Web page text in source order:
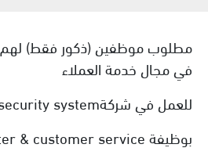
مطلوب موظفين (ذكور فقط) لهم
في مجال خدمة العملاء
للعمل في شركةsecurity system
بوظيفة call center & customer service